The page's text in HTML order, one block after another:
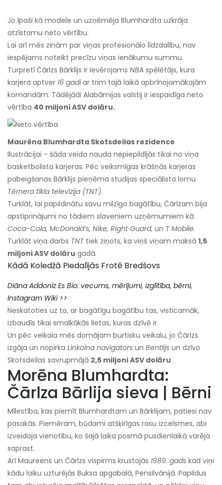
Jo īpaši kā modele un uzņēmēja Blumhardta uzkrāja
atzīstamu neto vērtību.
Lai arī mēs zinām par viņas profesionālo līdzdalību, nav
iespējams noteikt precīzu viņas ienākumu summu.
Turpretī Čārlzs Bārklijs ir ievērojams NBA spēlētājs, kura
karjera aptver 16 gadiar trim tajā laikā apbrīnojamākajām
komandām. Tādējādi Alabāmijas valstij ir iespaidīga neto
vērtība 40 miljoni ASV dolāru.
Maurēna Blumhardta Skotsdeilas rezidence
Ilustrācijai - šāda veida nauda nepiepildījās tikai no viņa
basketbolista karjeras. Pēc veiksmīgas krāšņās karjeras
pabeigšanas Bārklijs pieņēma studijas speciālista lomu
Tērnera tīkla televīzija (TNT).
Turklāt, lai papildinātu savu milzīgo bagātību, Čārlzam bija
apstiprinājumi no tādiem slaveniem uzņēmumiem kā
Coca-Cola, McDonald’s, Nike, Right Guard, un T Mobile.
Turklāt viņa darbs TNT tiek ziņots, ka viņš viņam maksā 1,5
miljoni ASV dolāru gadā.
Kādā Koledžā Piedalījās Frotē Bredšovs
Diāna Addoniz Es Bio: vecums, mērījumi, izglītība, bērni,
Instagram Wiki >>
Neskatoties uz to, ar bagātīgu bagātību tas, visticamāk,
izbaudīs tikai smalkākās lietas, kuras dzīvē ir.
Un pēc veikala mēs domājam burtisku veikalu, jo Čārlzs
izgāja un nopirka Linkolna navigators un Bentlijs un dzīvo
Skotsdeilas savrupmājā 2,5 miljoni ASV dolāru .
Morēna Blumhardta:
Čārlza Bārlija sieva | Bērni
Mīlestība, kas piemīt Blumhardtam un Bārklijam, patiesi nav
pasakās. Piemēram, būdami atšķirīgas rasu izcelsmes, abi
izveidoja vienotību, ko šajā laika posmā pusdienlaikā varēja
saprast.
Arī Maureens un Čārlzs vispirms krustojās 1989. gads kad viņi
kādu laiku uzturējās Buksa apgabalā, Pensilvānijā. Papildus